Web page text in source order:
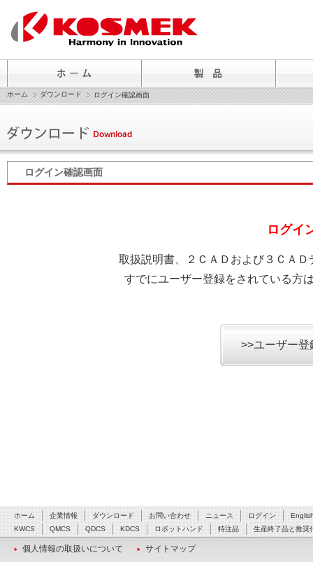
ホーム ダウンロード ログイン確認画面
ログイン確認画面
ログイ
取扱説明書、２ＣＡＤおよび３ＣＡ
すでにユーザー登録をされている方
>>ユーザー
ホーム 企業情報 ダウンロード お問い合わせ ニュース ログイン
KWCS
QMCS QDCS KDCS ロボットハンド 特注品 生産終了品と推奨
個人情報の取扱いについて サイトマップ